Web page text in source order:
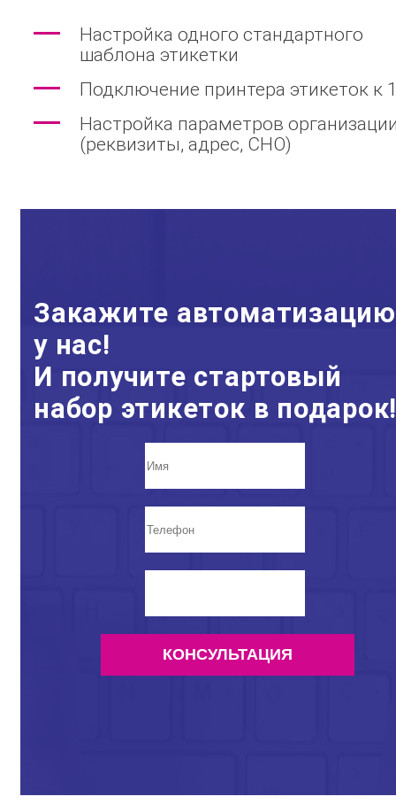
Настройка одного стандартного
шаблона этикетки
Подключение принтера этикеток к
Настройка параметров
(реквизиты, адрес, СНО)
Закажите автоматизацию
у нас!
И получите стартовый
набор этикеток в